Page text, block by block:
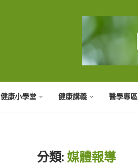
健康小學堂 健康講義 醫學專區
分類:媒體報導